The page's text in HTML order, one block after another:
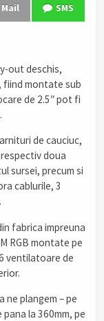
Mail SMS
out deschis,
fiind montate sub
de 2.5″ pot fi
de cauciuc,
doua
sursei, precum si
cablurile, 3
fabrica impreuna
RGB montate pe
ventilatoare de
ne plangem – pe
la 360mm, pe